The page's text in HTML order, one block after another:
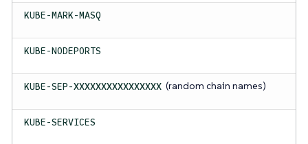
KUBE-MARK-MASQ
KUBE-NODEPORTS
KUBE-SEP-XXXXXXXXXXXXXXXX (random chain names)
KUBE-SERVICES